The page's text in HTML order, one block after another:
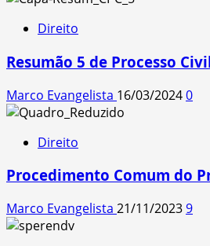
Direito
Resumão 5 de Processo
Marco Evangelista 16/03/20240
Direito
Procedimento Comum do
Marco Evangelista 21/11/20239